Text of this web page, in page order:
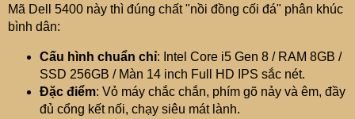
Mã Dell 5400 này thì đúng chất "nồi đồng cối đá" phân khúc
bình dân:
Cấu hình chuẩn chỉ: Intel Core i5 Gen 8 / RAM 8GB /
SSD 256GB / Màn 14 inch Full HD IPS sắc nét.
Đặc điểm: Vỏ máy chắc chắn, phím gõ nảy và êm, đầy
đủ cổng kết nối, chạy siêu mát lành.